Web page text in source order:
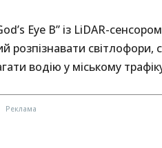
Eye B” із LiDAR-
розпізнавати світлофори,
водію у міському